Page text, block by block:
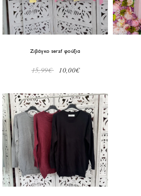
Ζιβάγκο seraf φούξια
15,99€ 10,00€